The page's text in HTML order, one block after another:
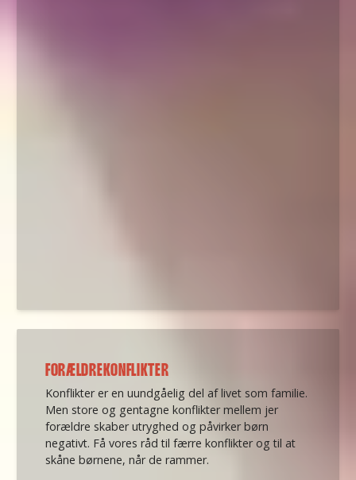
FORÆLDREKONFLIKTER
Konflikter er en uundgåelig del af livet som familie.
Men store og gentagne konflikter mellem jer
forældre skaber utryghed og påvirker børn
negativt. Få vores råd til færre konflikter og til at
skåne børnene, når de rammer.